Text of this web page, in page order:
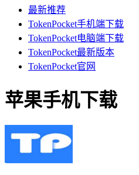
最新推荐
TokenPocket手机端下载
TokenPocket电脑端下载
TokenPocket最新版本
TokenPocket官网
苹果手机下载